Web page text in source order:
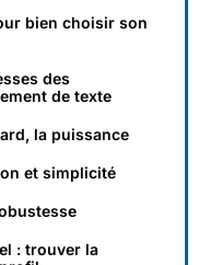
bien choisir son
des
de texte
la puissance
et simplicité
: trouver la